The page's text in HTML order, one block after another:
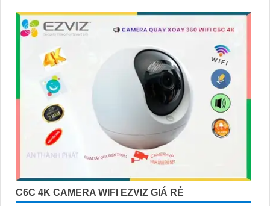
C6C 4K CAMERA WIFI EZVIZ GIÁ RẺ